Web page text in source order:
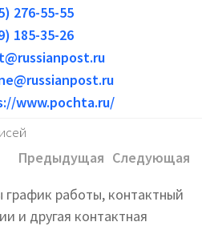
276-55-55
185-35-26
www.pochta.ru/
Предыдущая Следующая
работы, контактный
и другая контактная